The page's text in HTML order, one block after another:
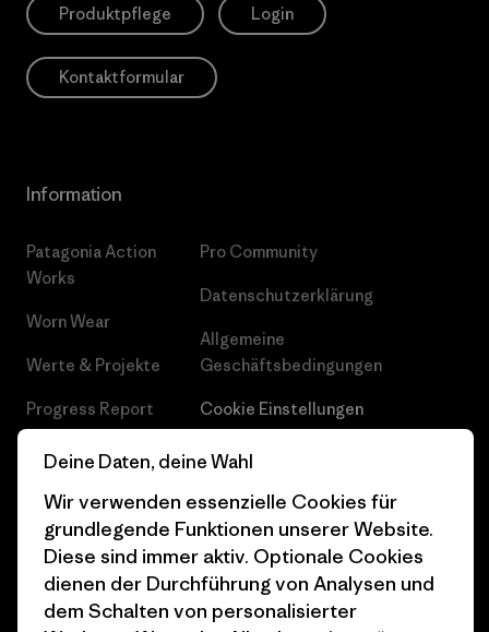
Produktpflege Login
Kontaktformular
Information
Patagonia Action
Works
Worn Wear
Werte & Projekte
Progress Report
Business Unusual
Klimaziele
1% For The Planet
Wie wir finanzieren
Geschenkgutscheine
Pro Community
Datenschutzerklärung
Allgemeine
Geschäftsbedingungen
Cookie Einstellungen
Karriere
Pressekontakt
Industry program
Affiliate-Programm
Patagonia Österreich
Deine Daten, deine Wahl
Wir verwenden essenzielle Cookies für
grundlegende Funktionen unserer Website.
Diese sind immer aktiv. Optionale Cookies
dienen der Durchführung von Analysen und
dem Schalten von personalisierter